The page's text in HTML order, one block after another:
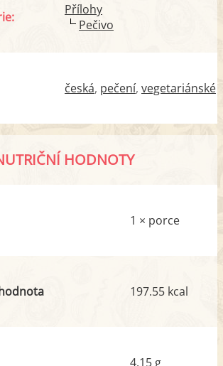
Přílohy
Pečivo
česká pečení vegetariánské
HODNOTY
1 × porce
197.55 kcal
4.15 g